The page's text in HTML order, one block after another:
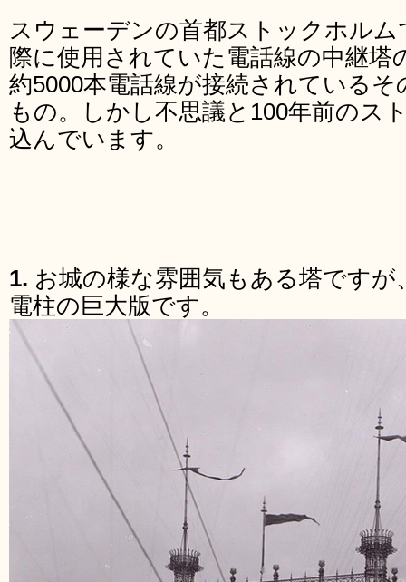
スウェーデンの首都ストックホルム
際に使用されていた電話線の中継塔
約5000本電話線が接続されている
もの。しかし不思議と100年前のス
込んでいます。
1. お城の様な雰囲気もある塔です
電柱の巨大版です。